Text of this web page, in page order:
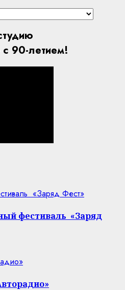
90-летием!
«Заряд Фест»
фестиваль «Заряд